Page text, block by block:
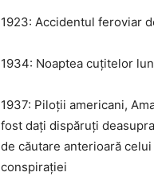
1923: Accidentul feroviar
1934: Noaptea cuțitelor
1937: Piloții americani,
fost dați dispăruți
de căutare anterioară
conspirației